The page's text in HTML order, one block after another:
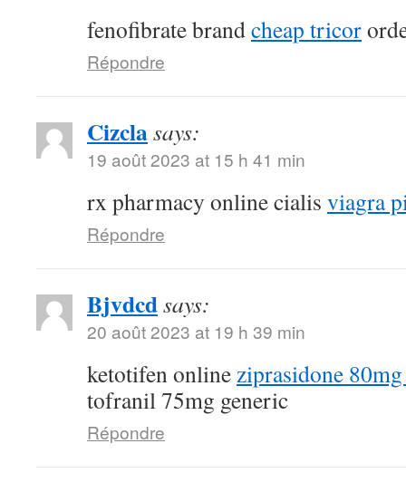
fenofibrate brandcheap tricor
Répondre
Cizclasays:
19 août 2023 at 15 h 41 min
rx pharmacy online cialis viagra
Répondre
Bjvdcdsays:
20 août 2023 at 19 h 39 min
ketotifen onlineziprasidone
tofranil 75mg generic
Répondre